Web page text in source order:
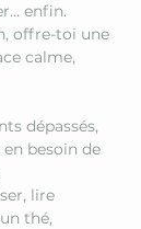
enfin.
offre-toi une
calme,
besoin de
lire
thé,